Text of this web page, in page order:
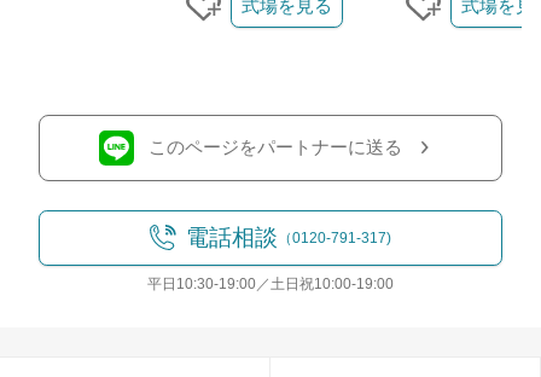
クリップする
式場を見る
クリップす
式場を見
このページをパートナーに送る
電話相談 （0120-791-317)
平日10:30-19:00／土日祝10:00-19:00